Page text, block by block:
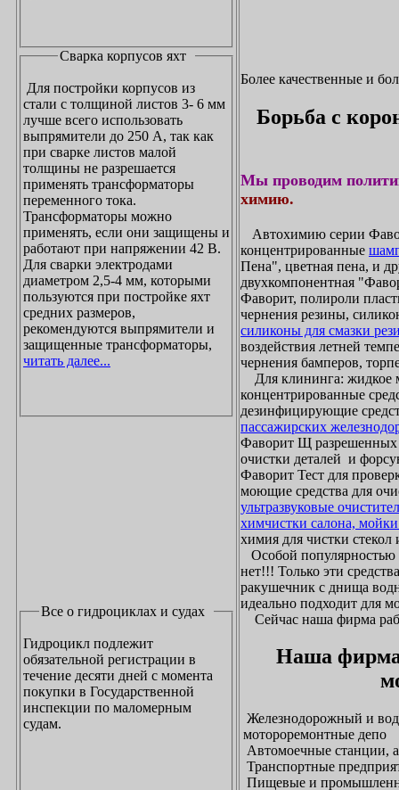
Сварка корпусов яхт
Для постройки корпусов из
стали с толщиной листов 3- 6 мм
лучше всего использовать
выпрямители до 250 А, так как
при сварке листов малой
толщины не разрешается
применять трансформаторы
переменного тока.
Трансформаторы можно
применять, если они защищены и
работают при напряжении 42 В.
Для сварки электродами
диаметром 2,5-4 мм, которыми
пользуются при постройке яхт
средних размеров,
рекомендуются выпрямители и
защищенные трансформаторы,
читать далее...
Все о гидроциклах и судах
Гидроцикл подлежит
обязательной регистрации в
течение десяти дней с момента
покупки в Государственной
инспекции по маломерным
судам.
Более качественные и
Борьба с
Мы проводим
химию.
Автохимию серии
концентрированные
Пена", цветная пена, и
двухкомпонентная
Фаворит, полироли
чернения резины,
силиконы для смазки
воздействия летней
чернения бамперов,
Для клининга: жидкое
концентрированные
дезинфицирующие
пассажирских
Фаворит Щ
очистки деталей и
Фаворит Тест для
моющие средства для
ультразвуковые
химчистки салона,
химия для чистки стекол
Особой популярностью
нет!!! Только эти
ракушечник с днища
идеально подходит для
Сейчас наша фирма
Наша фирма
Железнодорожный и
мотороремонтные депо
Автомоечные станции,
Транспортные
Пищевые и